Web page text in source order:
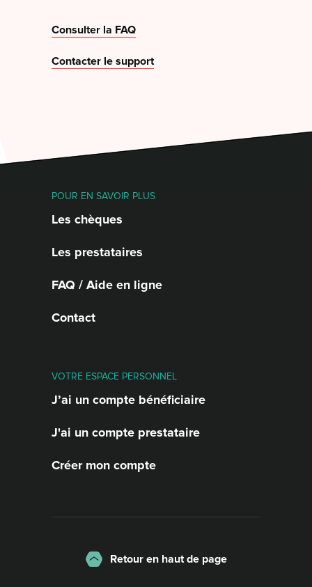
Consulter la FAQ
Contacter le support
POUR EN SAVOIR PLUS
Les chèques
Les prestataires
FAQ / Aide en ligne
Contact
VOTRE ESPACE PERSONNEL
J’ai un compte bénéficiaire
J'ai un compte prestataire
Créer mon compte
Retour en haut de page